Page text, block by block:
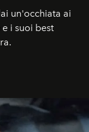
un'occhiata ai
i suoi best